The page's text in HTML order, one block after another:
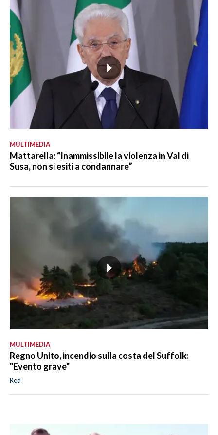
MULTIMEDIA
Mattarella: “Inammissibile la violenza in Val di
Susa, non si esiti a condannare”
MULTIMEDIA
Regno Unito, incendio sulla costa del Suffolk:
"Evento grave"
Red